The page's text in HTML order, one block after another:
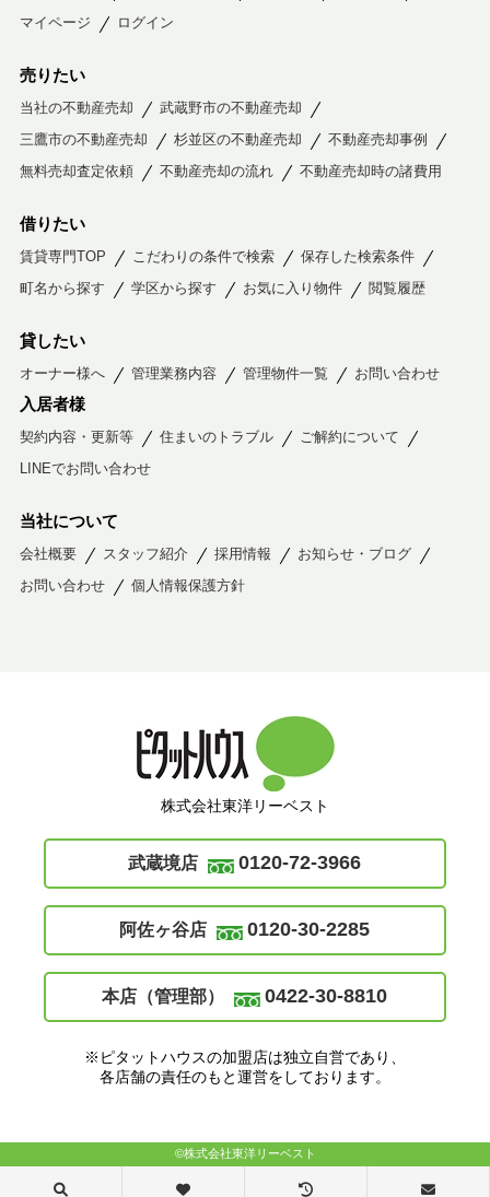
マイページ
ログイン
売りたい
当社の不動産売却
武蔵野市の不動産売却
三鷹市の不動産売却
杉並区の不動産売却
不動産売却事例
無料売却査定依頼
不動産売却の流れ 不動産売却時の諸費用
借りたい
賃貸専門TOP こだわりの条件で検索
保存した検索条件
町名から探す
学区から探す お気に入り物件 閲覧履歴
貸したい
オーナー様へ 管理業務内容 管理物件一覧 お問い合わせ
入居者様
契約内容・更新等 住まいのトラブル
ご解約について
LINEでお問い合わせ
当社について
会社概要 スタッフ紹介 採用情報
お知らせ・ブログ
お問い合わせ
個人情報保護方針
株式会社東洋リーベスト
武蔵境店 0120-72-3966
阿佐ヶ谷店 0120-30-2285
本店（管理部） 0422-30-8810
※ピタットハウスの加盟店は独立自営であり、
各店舗の責任のもと運営をしております。
©株式会社東洋リーベスト